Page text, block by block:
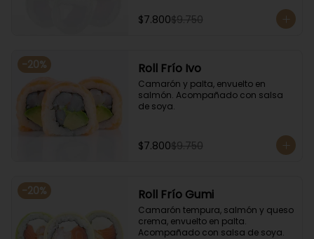
$7.800$9.750
-20% Roll Frío Ivo
Camarón y palta, envuelto en
salmón. Acompañado con salsa
de soya.
$7.800$9.750
-20% Roll Frío Gumi
Camarón tempura, salmón y queso
crema, envuelto en palta.
Acompañado con salsa de soya.